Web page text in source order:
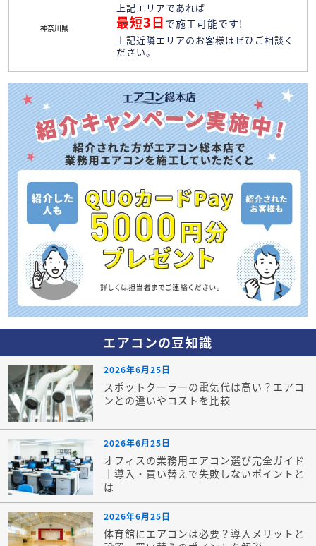
神奈川県
上記エリアであれば
最短3日 で施工可能です!
上記近隣エリアのお客様はぜひご相談く
ださい。
エアコンの豆知識
2026年6月25日
スポットクーラーの電気代は高い？エアコ
ンとの違いやコストを比較
2026年6月25日
オフィスの業務用エアコン選び完全ガイド
｜導入・買い替えで失敗しないポイントと
は
2026年6月25日
体育館にエアコンは必要？導入メリットと